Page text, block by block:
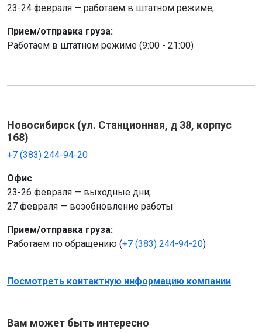
23-24 февраля — работаем в штатном режиме;
Прием/отправка груза:
Работаем в штатном режиме (9:00 - 21:00)
Новосибирск (ул. Станционная, д 38, корпус
168)
+7 (383) 244-94-20
Офис
23-26 февраля — выходные дни;
27 февраля — возобновление работы
Прием/отправка груза:
Работаем по обращению (+7 (383) 244-94-20)
Посмотреть контактную информацию компании
Вам может быть интересно